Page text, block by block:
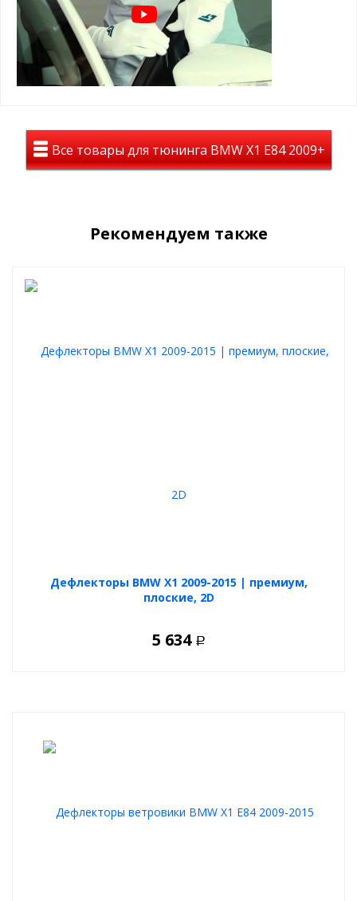
На авто дефлекторы смотрятся полностью темными, но при
этом из салона автомобиля все отлично просматривается.
Материал: лёгкое и высококачественное оргстекло
Дефлекторы уберегут Вас от слепящего солнца, помогут в
Все товары для тюнинга BMW X1 E84 2009+
Рекомендуем также
Дефлекторы BMW X1 2009-2015 | премиум,
плоские, 2D
5 634 Р